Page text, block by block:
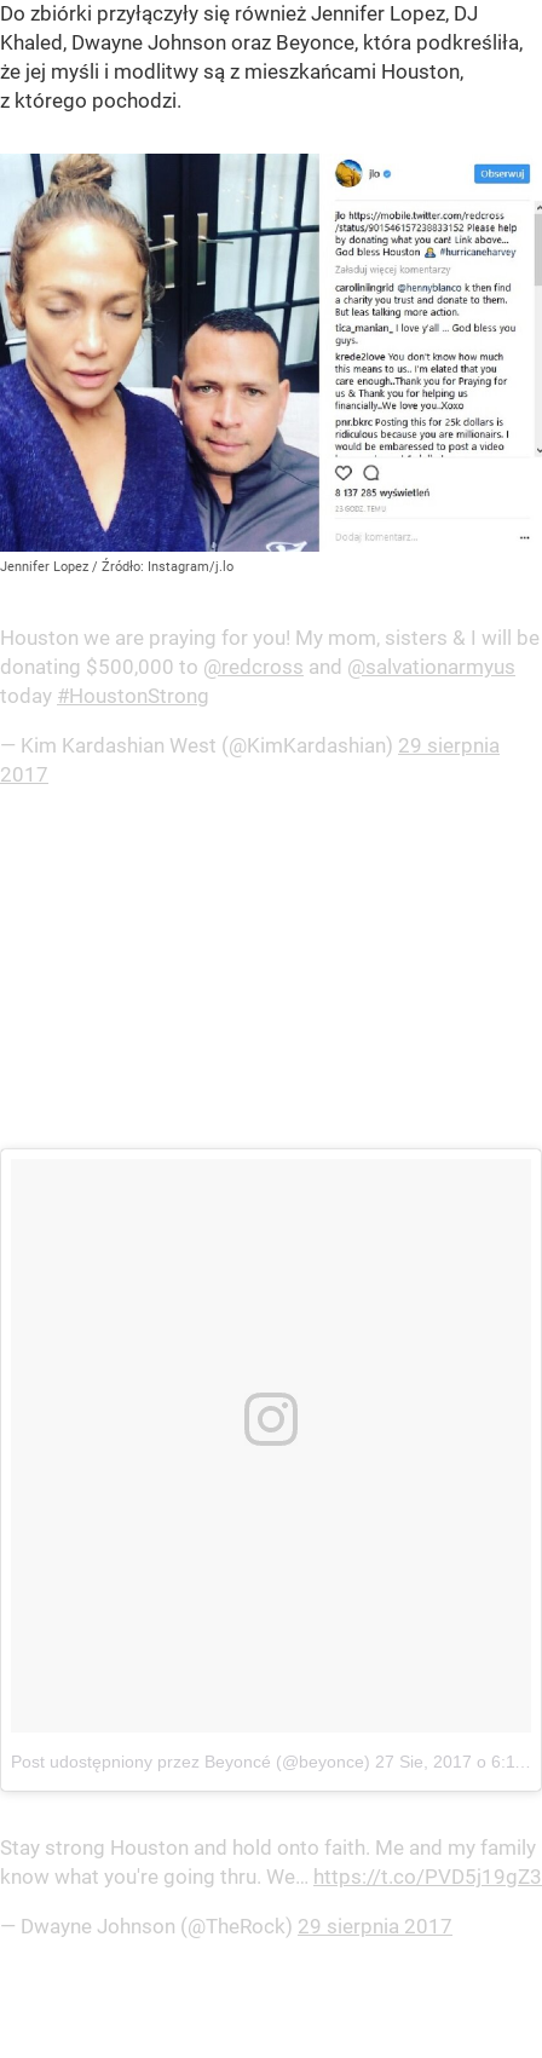
Do zbiórki przyłączyły się również Jennifer Lopez, DJ
Khaled, Dwayne Johnson oraz Beyonce, która podkreśliła,
że jej myśli i modlitwy są z mieszkańcami Houston,
z którego pochodzi.
Jennifer Lopez / Źródło: Instagram/j.lo
Houston we are praying for you! My mom, sisters & I will be
donating $500,000 to @redcross and @salvationarmyus
today #HoustonStrong
— Kim Kardashian West (@KimKardashian) 29 sierpnia
2017
Post udostępniony przez Beyoncé (@beyonce) 27 Sie, 2017 o 6:11 PDT
Stay strong Houston and hold onto faith. Me and my family
know what you're going thru. We… https://t.co/PVD5j19gZ3
— Dwayne Johnson (@TheRock) 29 sierpnia 2017